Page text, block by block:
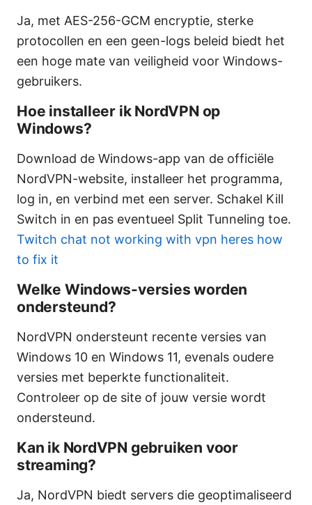
Ja, met AES-256-GCM encryptie, sterke
protocollen en een geen-logs beleid biedt het
een hoge mate van veiligheid voor Windows-
gebruikers.
Hoe installeer ik NordVPN op
Windows?
Download de Windows-app van de officiële
NordVPN-website, installeer het programma,
log in, en verbind met een server. Schakel Kill
Switch in en pas eventueel Split Tunneling toe.
Twitch chat not working with vpn heres how
to fix it
Welke Windows-versies worden
ondersteund?
NordVPN ondersteunt recente versies van
Windows 10 en Windows 11, evenals oudere
versies met beperkte functionaliteit.
Controleer op de site of jouw versie wordt
ondersteund.
Kan ik NordVPN gebruiken voor
streaming?
Ja, NordVPN biedt servers die geoptimaliseerd